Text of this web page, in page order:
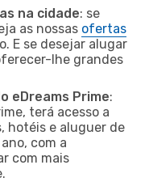
na cidade: se
as nossas ofertas
E se desejar alugar
lhe grandes
eDreams Prime:
terá acesso a
hotéis e aluguer de
com a
com mais